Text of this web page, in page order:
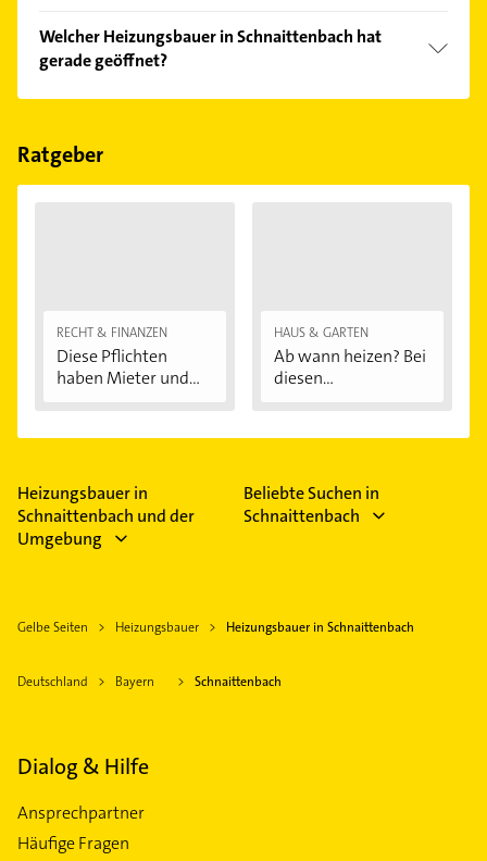
Kundenmeinungen und profitieren Sie von den
Empfehlungen. Die Suchergebnisse können Sie sich
einfach nachBewertungensortiert anzeigen lassen.
Welcher Heizungsbauer in Schnaittenbach hat
gerade geöffnet?
Im Anbieter-Bereich finden Sie alleÖffnungszeiten.
Feiertagen abweichen können.
Ratgeber
RECHT & FINANZEN
Diese Pflichten
haben Mieter und...
HAUS & GARTEN
Ab wann heizen? Bei
diesen
Heizungsbauer in
Schnaittenbach und der
Umgebung
Beliebte Suchen in
Schnaittenbach
Gelbe Seiten Heizungsbauer Heizungsbauer in Schnaittenbach
Deutschland Bayern Schnaittenbach
Dialog & Hilfe
Ansprechpartner
Häufige Fragen